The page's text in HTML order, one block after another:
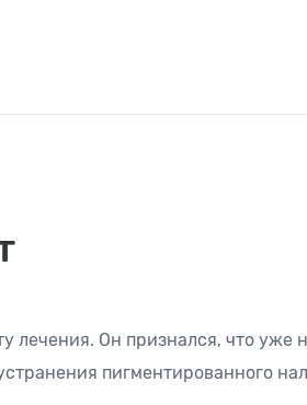
лечения. Он признался, что
пигментированного